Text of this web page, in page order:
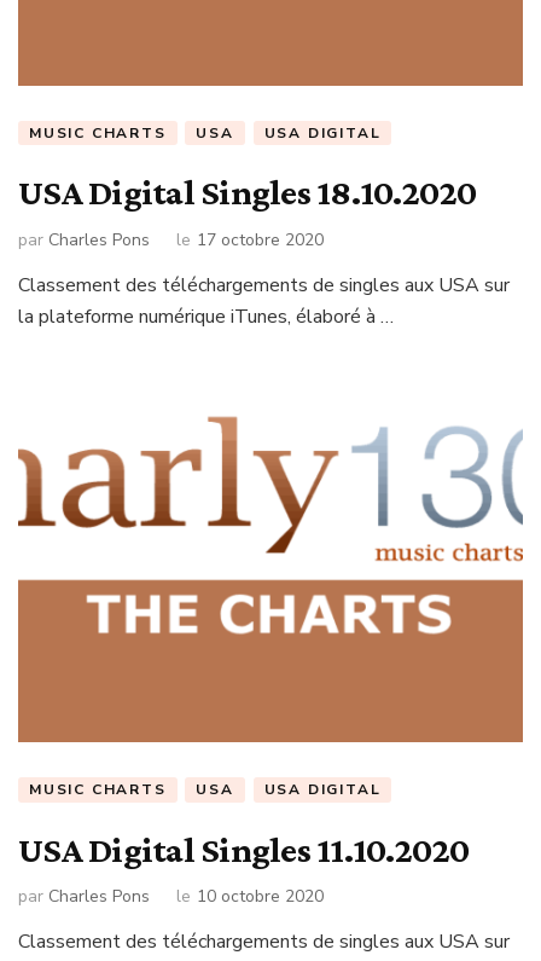
MUSIC CHARTS USA USA DIGITAL
USA Digital Singles 18.10.2020
par Charles Pons le 17 octobre 2020
Classement des téléchargements de singles aux USA sur
la plateforme numérique iTunes, élaboré à …
MUSIC CHARTS USA USA DIGITAL
USA Digital Singles 11.10.2020
par Charles Pons le 10 octobre 2020
Classement des téléchargements de singles aux USA sur